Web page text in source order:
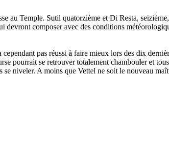
au Temple. Sutil quatorzième et Di Resta,
composer avec des conditions
pas réussi à faire mieux lors des dix
pourrait se retrouver totalement chambouler et
niveler. A moins que Vettel ne soit le nouveau